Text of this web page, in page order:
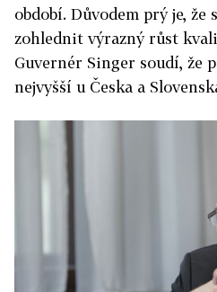
období. Důvodem prý je,
zohlednit výrazný růst
Guvernér Singer soudí, že
nejvyšší u Česka a